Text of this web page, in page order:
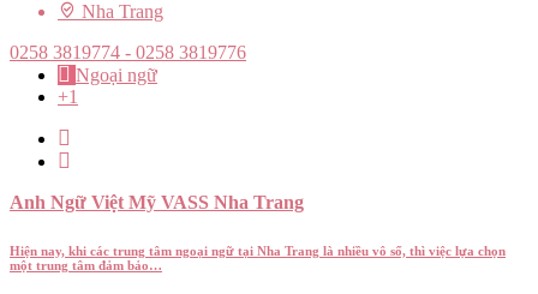
Nha Trang
0258 3819774 - 0258 3819776
Ngoại ngữ
+1
Anh Ngữ Việt Mỹ VASS Nha Trang
Hiện nay, khi các trung tâm ngoại ngữ tại Nha Trang là nhiều vô số, thì việc lựa chọn
một trung tâm đảm bảo…